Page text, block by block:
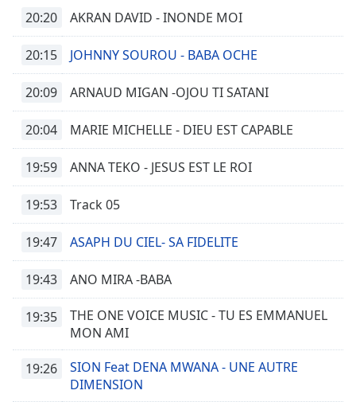
Edge
Style
Font
Family
Close
Modal
Dialog
dialog
20:20 AKRAN DAVID - INONDE MOI
20:15 JOHNNY SOUROU - BABA OCHE
20:09 ARNAUD MIGAN -OJOU TI SATANI
20:04 MARIE MICHELLE - DIEU EST CAPABLE
19:59 ANNA TEKO - JESUS EST LE ROI
19:53 Track 05
19:47 ASAPH DU CIEL- SA FIDELITE
19:43 ANO MIRA -BABA
19:35
THE ONE VOICE MUSIC - TU ES EMMANUEL
MON AMI
19:26
SION Feat DENA MWANA - UNE AUTRE
DIMENSION